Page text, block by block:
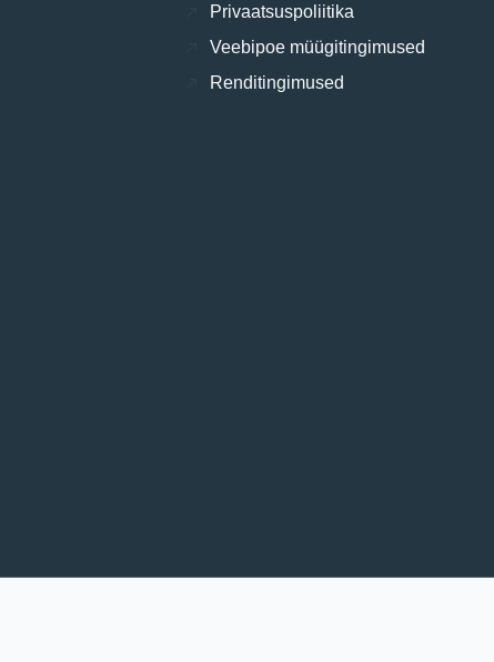
Privaatsuspoliitika
Veebipoe müügitingimused
Renditingimused